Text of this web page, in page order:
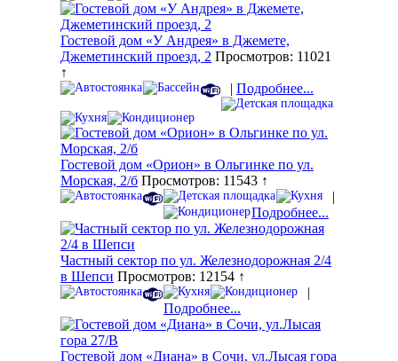
Гостевой дом «У Андрея» в Джемете,
Джеметинский проезд, 2 Просмотров: 11021
↑
| Подробнее...
Гостевой дом «Орион» в Ольгинке по ул.
Морская, 2/б Просмотров: 11543 ↑
|
Подробнее...
Частный сектор по ул. Железнодорожная 2/4
в Шепси Просмотров: 12154 ↑
|
Подробнее...
Гостевой дом «Диана» в Сочи, ул.Лысая гора